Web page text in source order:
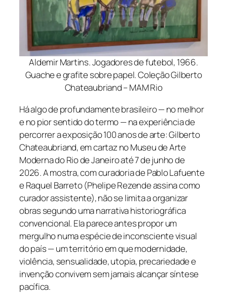
Aldemir Martins. Jogadores de futebol, 1966.
Guache e grafite sobre papel. Coleção Gilberto
Chateaubriand – MAM Rio
Há algo de profundamente brasileiro — no melhor
e no pior sentido do termo — na experiência de
percorrer a exposição100 anos de arte: Gilberto
Chateaubriand, em cartaz no Museu de Arte
Moderna do Rio de Janeiro até 7 de junho de
2026. A mostra, com curadoria de Pablo Lafuente
e Raquel Barreto (Phelipe Rezende assina como
curador assistente), não se limita a organizar
obras segundo uma narrativa historiográfica
convencional. Ela parece antes propor um
mergulho numa espécie de inconsciente visual
do país — um território em que modernidade,
violência, sensualidade, utopia, precariedade e
invenção convivem sem jamais alcançar síntese
pacífica.